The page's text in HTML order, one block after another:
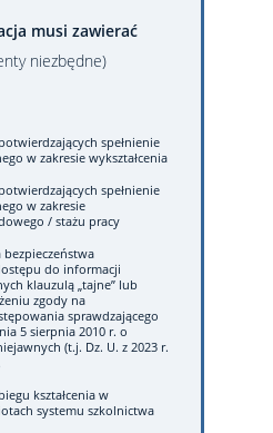
musi zawierać
niezbędne)
spełnienie
w zakresie wykształcenia
spełnienie
w zakresie
/ stażu pracy
do informacji
klauzulą „tajne” lub
zgody na
sprawdzającego
5 sierpnia 2010 r. o
(t.j. Dz. U. z 2023 r.
kształcenia w
systemu szkolnictwa